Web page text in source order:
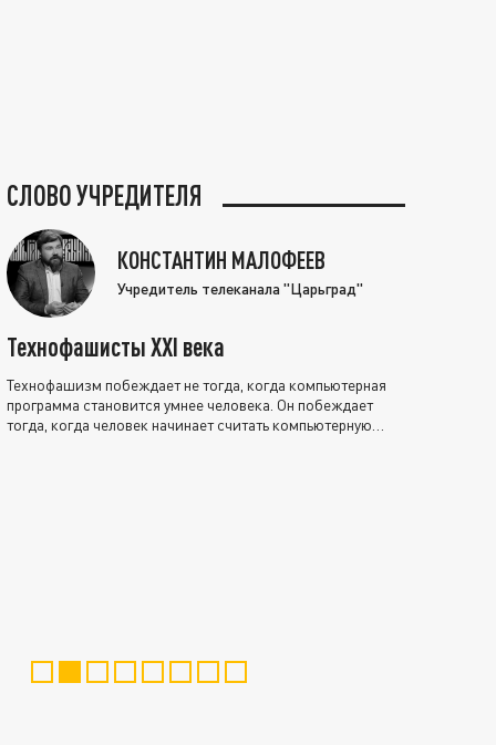
СЛОВО УЧРЕДИТЕЛЯ
КОНСТАНТИН МАЛОФЕЕВ
Учредитель телеканала "Царьград"
Технофашисты XXI века
Технофашизм побеждает не тогда, когда компьютерная
программа становится умнее человека. Он побеждает
тогда, когда человек начинает считать компьютерную